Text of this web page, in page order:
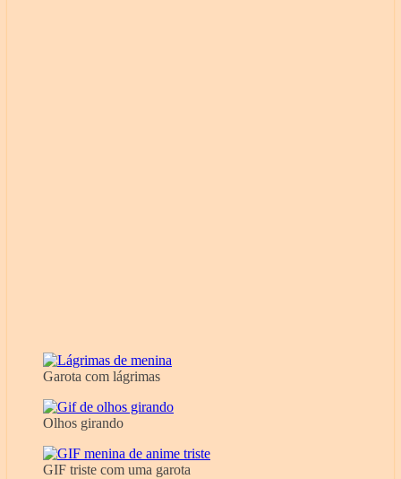
Garota com lágrimas
Olhos girando
GIF triste com uma garota